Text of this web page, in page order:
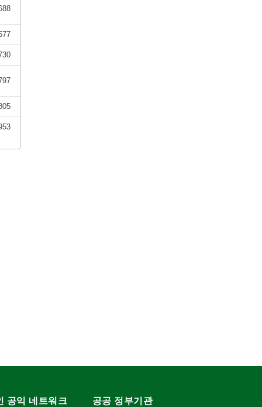
공익 네트워크 공공 정부기관